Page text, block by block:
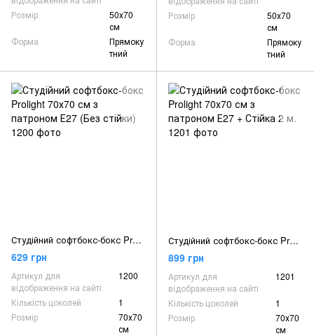
Розмір
50х70
см
Форма
Прямоку
тний
Розмір
50х70
см
Форма
Прямоку
тний
Студійний софтбокс-бокс Prolight 70х70 см з патроном Е27 (Без стійки)
629 грн
Артикул для
відображення на сайті
1200
Кількість цоколей
1
Розмір
70х70
см
Студійний софтбокс-бокс Prolight 70х70 см з патроном Е27 + Стійка 2 м.
899 грн
Артикул для
відображення на сайті
1201
Кількість цоколей
1
Розмір
70х70
см